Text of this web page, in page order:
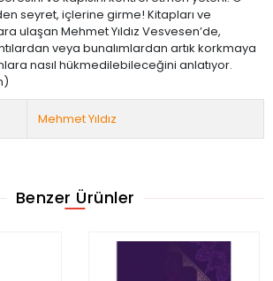
seyret, içlerine girme! Kitapları ve
ulaşan Mehmet Yıldız Vesvesen’de,
veya bunalımlardan artık korkmaya
nasıl hükmedilebileceğini anlatıyor.
Mehmet Yıldız
Benzer Ürünler